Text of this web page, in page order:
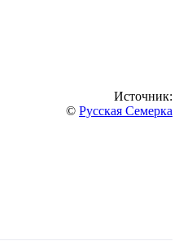
Источник:
© Русская Семерка